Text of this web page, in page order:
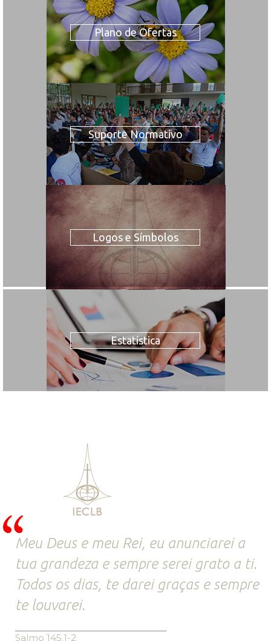
Plano de Ofertas
Suporte Normativo
Logos e Símbolos
Estatística
Meu Deus e meu Rei, eu anunciarei a
tua grandeza e sempre serei grato a ti.
Todos os dias, te darei graças e sempre
te louvarei.
Salmo 145.1-2